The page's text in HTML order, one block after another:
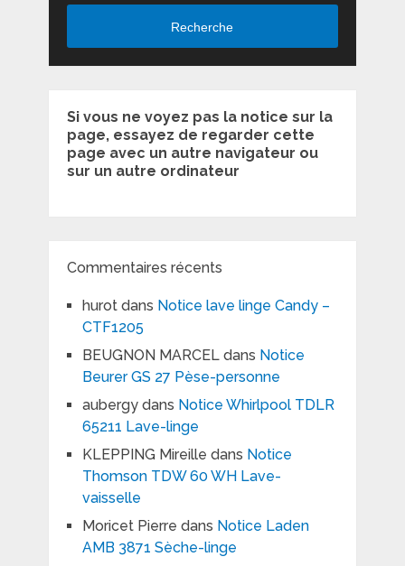
Recherche
Si vous ne voyez pas la notice sur la
page, essayez de regarder cette
page avec un autre navigateur ou
sur un autre ordinateur
Commentaires récents
hurotdans Notice lave linge Candy –
CTF1205
BEUGNON MARCELdans Notice
Beurer GS 27 Pèse-personne
aubergydans Notice Whirlpool TDLR
65211 Lave-linge
KLEPPING Mireille dans Notice
Thomson TDW 60 WH Lave-
vaisselle
Moricet Pierre dans Notice Laden
AMB 3871 Sèche-linge